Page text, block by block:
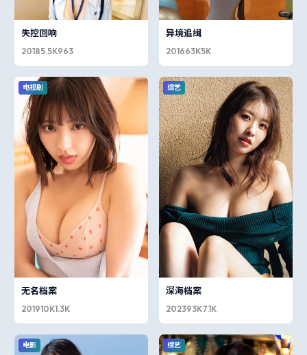
失控回响
20185.5K963
异境追缉
201663K5K
电视剧
无名档案
201910K1.3K
综艺
深海档案
202393K7.1K
电影 综艺